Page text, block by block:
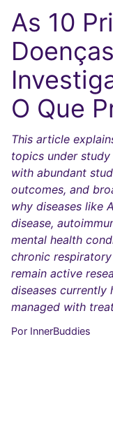
As 10
O Que
This article
topics under
with abundant
outcomes, and
why diseases like
disease,
mental health
chronic
remain active
diseases currently
managed with
Por InnerBuddies